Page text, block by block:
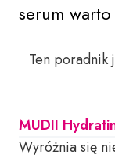
serum
Ten poradnik
MUDII
Wyróżnia się